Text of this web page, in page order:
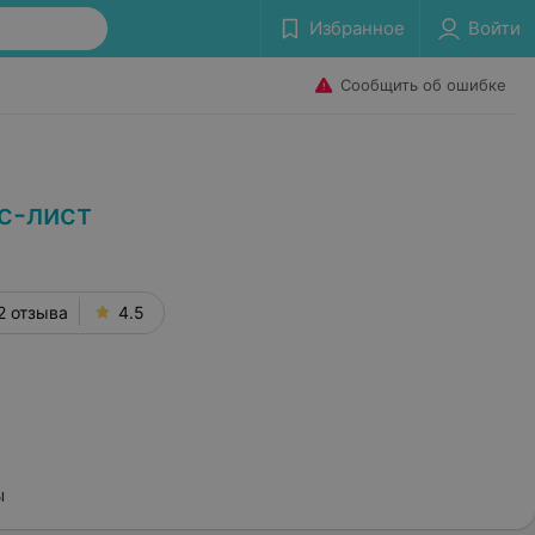
Избранное Войти
Сообщить об ошибке
лист
отзыва 4.5